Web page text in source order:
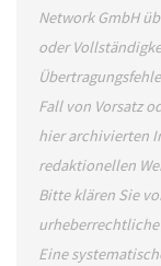
Network GmbH
oder
Fall von Vorsatz
hier archivierten
redaktionellen
Bitte klären Sie
urheberrechtliche
Eine